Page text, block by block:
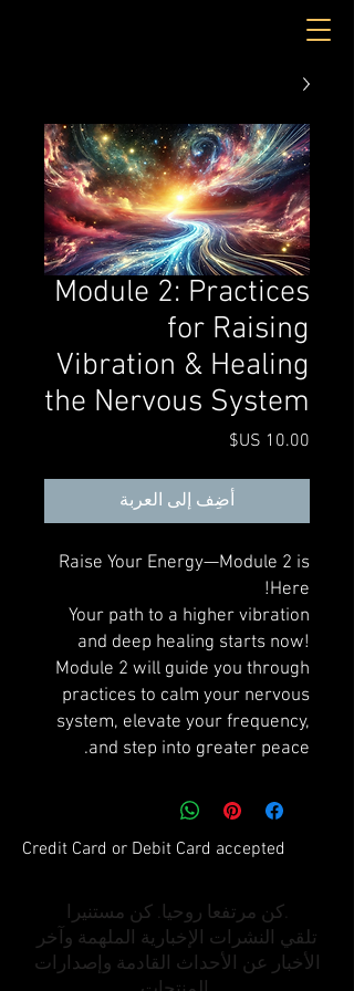
Module 2: Practices
for Raising
Vibration & Healing
the Nervous System
أضِف إلى العربة
Raise Your Energy—Module 2 is
Here!
Your path to a higher vibration
and deep healing starts now!
Module 2 will guide you through
practices to calm your nervous
system, elevate your frequency,
and step into greater peace.
Credit Card or Debit Card accepted
كن مرتفعا روحيا. كن مستنيرا.
تلقي النشرات الإخبارية الملهمة وآخر
الأخبار عن الأحداث القادمة وإصدارات